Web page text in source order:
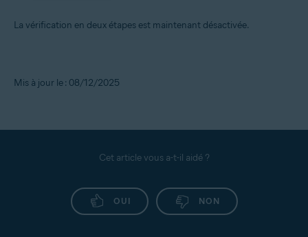
La vérification en deux étapes est maintenant désactivée.
Mis à jour le : 08/12/2025
Cet article vous a-t-il aidé ?
OUI NON